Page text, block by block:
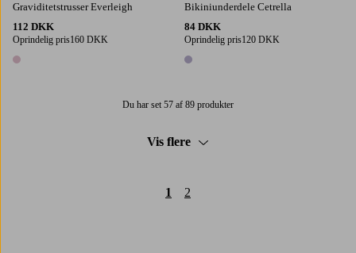
Graviditetstrusser Everleigh
112 DKK
Oprindelig pris160 DKK
1 farve
Bikiniunderdele Cetrella
84 DKK
Oprindelig pris120 DKK
1 farve
Du har set 57 af 89 produkter
Vis flere
1 2